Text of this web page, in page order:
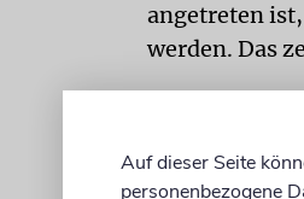
angetreten
werden. Das
richtig?
Auf dieser Seite
personenbezogene